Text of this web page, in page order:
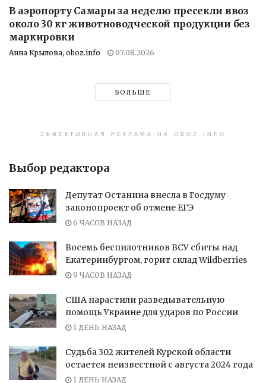
В аэропорту Самары за неделю пресекли ввоз
около 30 кг животноводческой продукции без
маркировки
Анна Крылова, oboz.info 07.08.2026
БОЛЬШЕ
ЭФФЕКТИВНАЯ РЕКЛАМА НА OBOZ.INFO
Выбор редактора
Депутат Останина внесла в Госдуму
законопроект об отмене ЕГЭ
6 ЧАСОВ НАЗАД
Восемь беспилотников ВСУ сбиты над
Екатеринбургом, горит склад Wildberries
9 ЧАСОВ НАЗАД
США нарастили разведывательную
помощь Украине для ударов по России
1 ДЕНЬ НАЗАД
Судьба 302 жителей Курской области
остается неизвестной с августа 2024 года
1 ДЕНЬ НАЗАД